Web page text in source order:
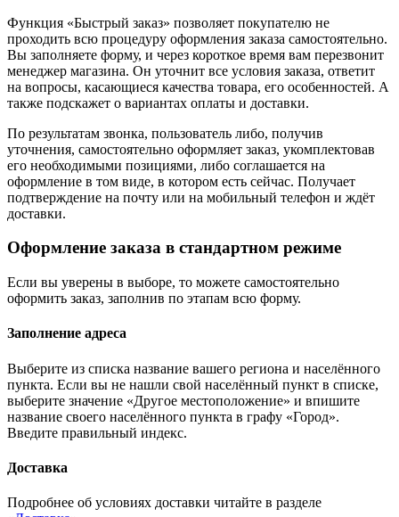
Функция «Быстрый заказ» позволяет покупателю не
проходить всю процедуру оформления заказа самостоятельно.
Вы заполняете форму, и через короткое время вам перезвонит
менеджер магазина. Он уточнит все условия заказа, ответит
на вопросы, касающиеся качества товара, его особенностей. А
также подскажет о вариантах оплаты и доставки.
По результатам звонка, пользователь либо, получив
уточнения, самостоятельно оформляет заказ, укомплектовав
его необходимыми позициями, либо соглашается на
оформление в том виде, в котором есть сейчас. Получает
подтверждение на почту или на мобильный телефон и ждёт
доставки.
Оформление заказа в стандартном режиме
Если вы уверены в выборе, то можете самостоятельно
оформить заказ, заполнив по этапам всю форму.
Заполнение адреса
Выберите из списка название вашего региона и населённого
пункта. Если вы не нашли свой населённый пункт в списке,
выберите значение «Другое местоположение» и впишите
название своего населённого пункта в графу «Город».
Введите правильный индекс.
Доставка
Подробнее об условиях доставки читайте в разделе